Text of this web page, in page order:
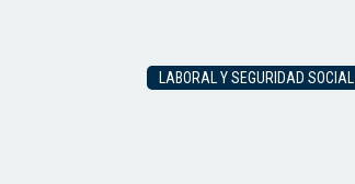
LABORAL Y SEGURIDAD SOCIAL